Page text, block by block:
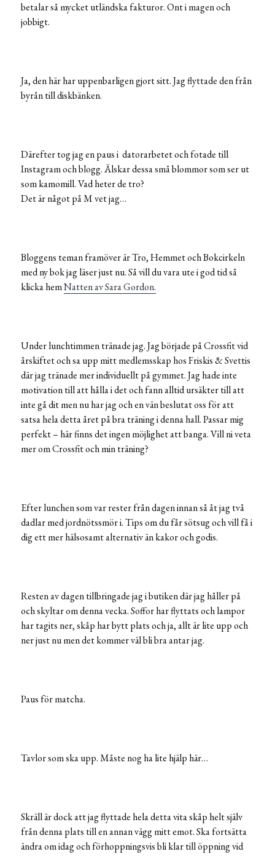
betalar så mycket utländska fakturor. Ont i magen och
jobbigt.
Ja, den här har uppenbarligen gjort sitt. Jag flyttade den från
byrån till diskbänken.
Därefter tog jag en paus i datorarbetet och fotade till
Instagram och blogg. Älskar dessa små blommor som ser ut
som kamomill. Vad heter de tro?
Det är något på M vet jag…
Bloggens teman framöver är Tro, Hemmet och Bokcirkeln
med ny bok jag läser just nu. Så vill du vara ute i god tid så
klicka hemNatten av Sara Gordon.
Under lunchtimmen tränade jag. Jag började på Crossfit vid
årskiftet och sa upp mitt medlemsskap hos Friskis & Svettis
där jag tränade mer individuellt på gymmet. Jag hade inte
motivation till att hålla i det och fann alltid ursäkter till att
inte gå dit men nu har jag och en vän beslutat oss för att
satsa hela detta året på bra träning i denna hall. Passar mig
perfekt – här finns det ingen möjlighet att banga. Vill ni veta
mer om Crossfit och min träning?
Efter lunchen som var rester från dagen innan så åt jag två
dadlar med jordnötssmör i. Tips om du får sötsug och vill få i
dig ett mer hälsosamt alternativ än kakor och godis.
Resten av dagen tillbringade jag i butiken där jag håller på
och skyltar om denna vecka. Soffor har flyttats och lampor
har tagits ner, skåp har bytt plats och ja, allt är lite upp och
ner just nu men det kommer väl bli bra antar jag.
Paus för matcha.
Tavlor som ska upp. Måste nog ha lite hjälp här…
Skräll är dock att jag flyttade hela detta vita skåp helt själv
från denna plats till en annan vägg mitt emot. Ska fortsätta
ändra om idag och förhoppningsvis bli klar till öppning vid